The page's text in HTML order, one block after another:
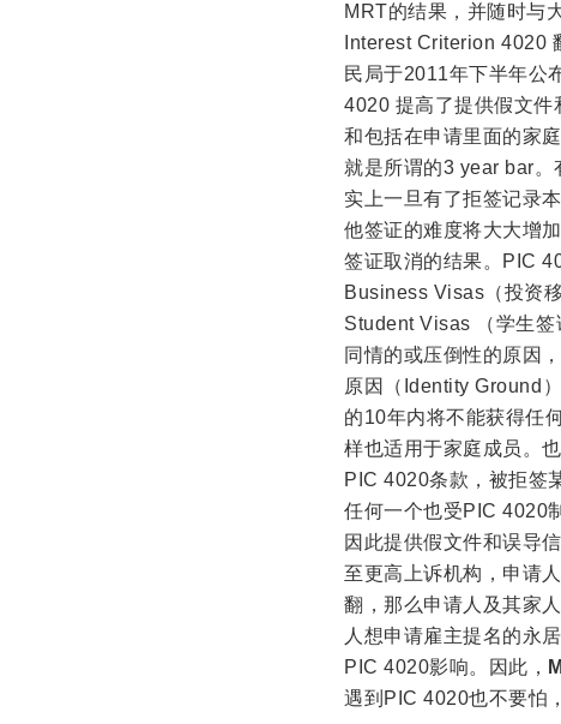
MRT的结果，并随时与
Interest Criterion 4020
民局于2011年下半年公
4020 提高了提供假文件
和包括在申请里面的家
就是所谓的3 year bar
实上一旦有了拒签记录
他签证的难度将大大增
签证取消的结果。PIC
Business Visas（投资
Student Visas （学生
同情的或压倒性的原因
原因（Identity Ground
的10年内将不能获得任
样也适用于家庭成员。
PIC 4020条款，被拒签
任何一个也受PIC 4020
因此提供假文件和误导
至更高上诉机构，申请
翻，那么申请人及其家
人想申请雇主提名的永
PIC 4020影响。因此，
遇到PIC 4020也不要怕